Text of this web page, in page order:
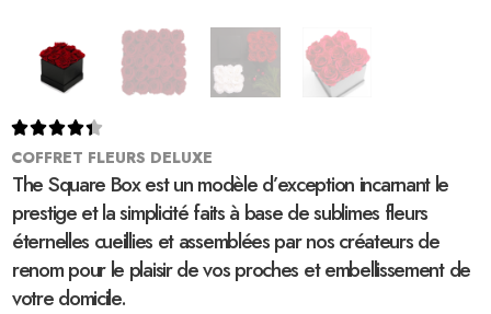

COFFRET FLEURS DELUXE
The Square Box est un modèle d’exception incarnant le
prestige et la simplicité faits à base de sublimes fleurs
éternelles cueillies et assemblées par nos créateurs de
renom pour le plaisir de vos proches et embellissement de
votre domicile.